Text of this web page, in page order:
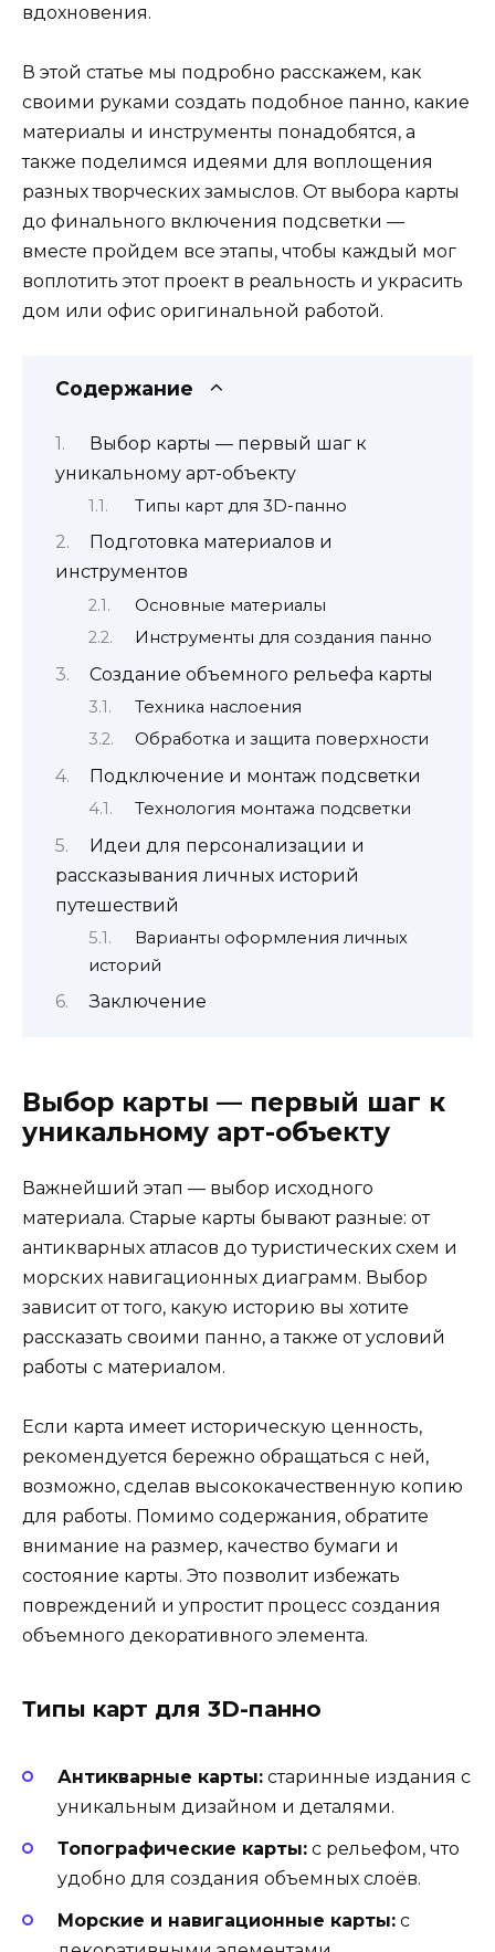
вдохновения.
В этой статье мы подробно расскажем, как
своими руками создать подобное панно, какие
материалы и инструменты понадобятся, а
также поделимся идеями для воплощения
разных творческих замыслов. От выбора карты
до финального включения подсветки —
вместе пройдем все этапы, чтобы каждый мог
воплотить этот проект в реальность и украсить
дом или офис оригинальной работой.
Содержание
Выбор карты — первый шаг к
уникальному арт-объекту
Типы карт для 3D-панно
Подготовка материалов и
инструментов
Основные материалы
Инструменты для создания панно
Создание объемного рельефа карты
Техника наслоения
Обработка и защита поверхности
Подключение и монтаж подсветки
Технология монтажа подсветки
Идеи для персонализации и
рассказывания личных историй
путешествий
Варианты оформления личных
историй
Заключение
Выбор карты — первый шаг к
уникальному арт-объекту
Важнейший этап — выбор исходного
материала. Старые карты бывают разные: от
антикварных атласов до туристических схем и
морских навигационных диаграмм. Выбор
зависит от того, какую историю вы хотите
рассказать своими панно, а также от условий
работы с материалом.
Если карта имеет историческую ценность,
рекомендуется бережно обращаться с ней,
возможно, сделав высококачественную копию
для работы. Помимо содержания, обратите
внимание на размер, качество бумаги и
состояние карты. Это позволит избежать
повреждений и упростит процесс создания
объемного декоративного элемента.
Типы карт для 3D-панно
Антикварные карты: старинные издания с
уникальным дизайном и деталями.
Топографические карты: с рельефом, что
удобно для создания объемных слоёв.
Морские и навигационные карты: с